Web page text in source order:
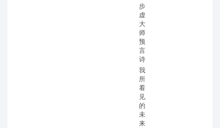
步
虚
大
师
预
言
诗
我
所
看
见
的
未
来